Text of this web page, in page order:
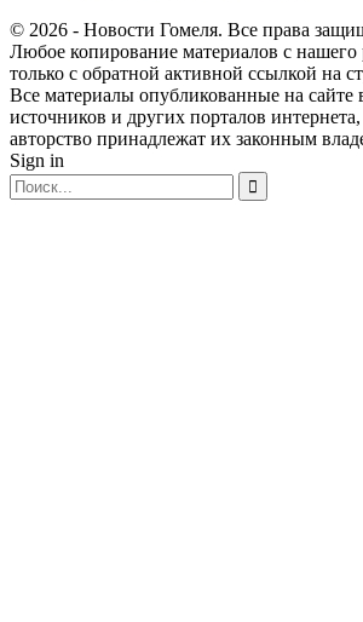
© 2026 - Новости Гомеля. Все права
Любое копирование материалов с нашего
только с обратной активной ссылкой на
Все материалы опубликованные на сайте
источников и других порталов
авторство принадлежат их законным
Sign in